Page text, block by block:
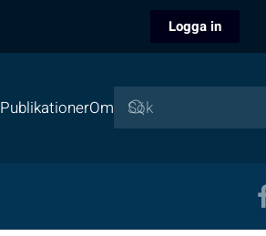
Logga in
PublikationerOm